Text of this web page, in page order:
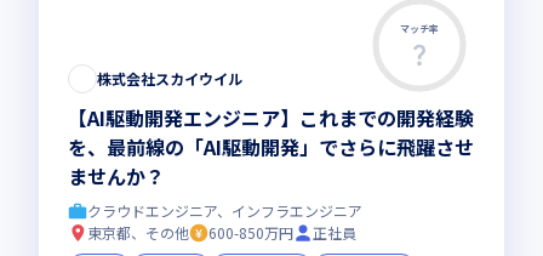
マッチ率
株式会社スカイウイル
【AI駆動開発エンジニア】これまでの開発経験
を、最前線の「AI駆動開発」でさらに飛躍させ
ませんか？
クラウドエンジニア、インフラエンジニア
東京都、その他
600-850万円
正社員